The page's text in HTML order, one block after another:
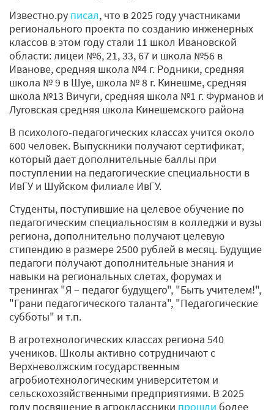
Известно.ру писал, что в 2025 году участниками
регионального проекта по созданию инженерных
классов в этом году стали 11 школ Ивановской
области: лицеи №6, 21, 33, 67 и школа №56 в
Иванове, средняя школа №4 г. Родники, средняя
школа № 9 в Шуе, школа № 8 г. Кинешме, средняя
школа №13 Вичуги, средняя школа №1 г. Фурманов и
Луговская средняя школа Кинешемского района
В психолого-педагогических классах учится около
600 человек. Выпускники получают сертификат,
который дает дополнительные баллы при
поступлении на педагогические специальности в
ИвГУ и Шуйском филиале ИвГУ.
Студенты, поступившие на целевое обучение по
педагогическим специальностям в колледжи и вузы
региона, дополнительно получают целевую
стипендию в размере 2500 рублей в месяц. Будущие
педагоги получают дополнительные знания и
навыки на региональных слетах, форумах и
тренингах "Я – педагог будущего", "Быть учителем!",
"Грани педагогического таланта", "Педагогические
субботы" и т.п.
В агротехнологических классах региона 540
учеников. Школы активно сотрудничают с
Верхневолжским государственным
агробиотехнологическим университетом и
сельскохозяйственными предприятиями. В 2025
году посвящение в агроклассники прошли более